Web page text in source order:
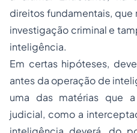
direitos fundamentais,
investigação criminal e
inteligência.
Em certas hipóteses,
antes da operação de
uma das matérias que
judicial, como a